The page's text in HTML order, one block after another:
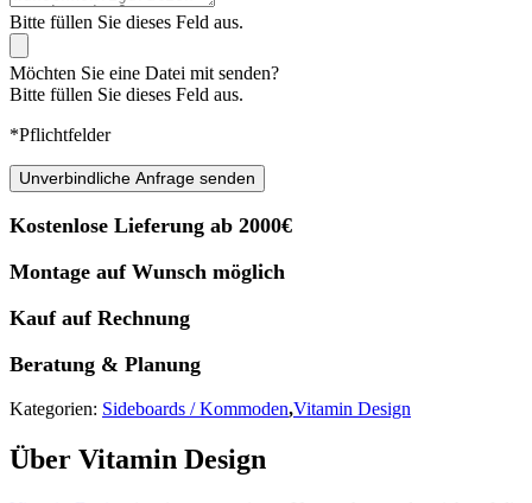
Bitte füllen Sie dieses Feld aus.
Möchten Sie eine Datei mit senden?
Bitte füllen Sie dieses Feld aus.
*Pflichtfelder
Unverbindliche Anfrage senden
Kostenlose Lieferung ab 2000€
Montage auf Wunsch möglich
Kauf auf Rechnung
Beratung & Planung
Kategorien: Sideboards / Kommoden,Vitamin Design
Über Vitamin Design